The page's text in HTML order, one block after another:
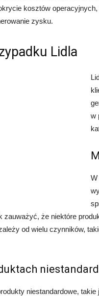
kosztów
zysku.
Lidla
w
W
zauważyć, że niektóre
od wielu czynników,
niestandardowe,